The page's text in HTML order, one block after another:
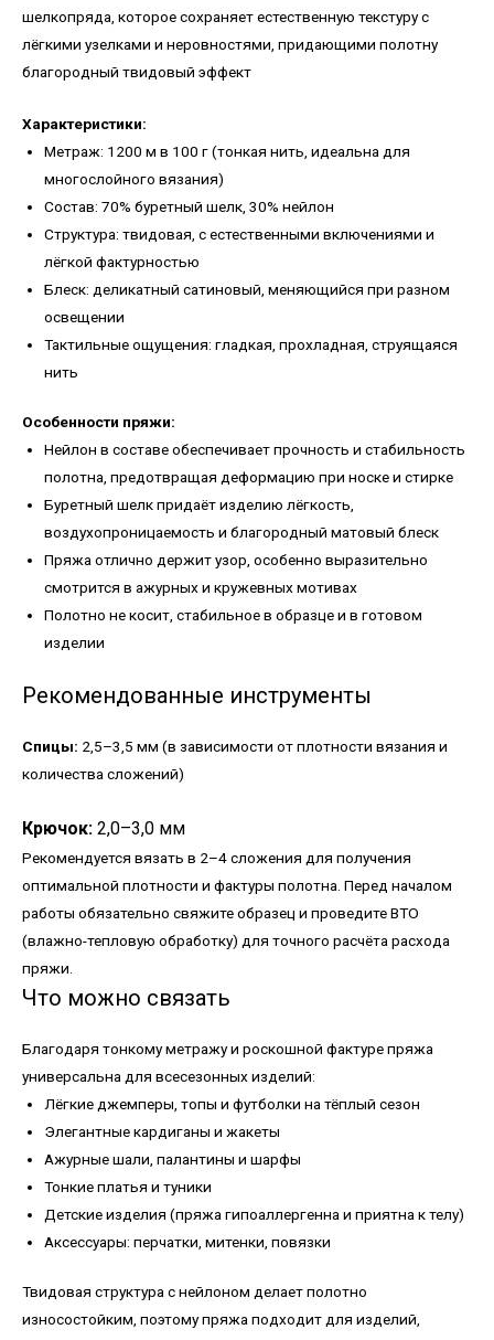
шелкопряда, которое сохраняет естественную текстуру с
лёгкими узелками и неровностями, придающими полотну
благородный твидовый эффект
Характеристики:
Метраж: 1200 м в 100 г (тонкая нить, идеальна для
многослойного вязания)
Состав: 70% буретный шелк, 30% нейлон
Структура: твидовая, с естественными включениями и
лёгкой фактурностью
Блеск: деликатный сатиновый, меняющийся при разном
освещении
Тактильные ощущения: гладкая, прохладная, струящаяся
нить
Особенности пряжи:
Нейлон в составе обеспечивает прочность и стабильность
полотна, предотвращая деформацию при носке и стирке
Буретный шелк придаёт изделию лёгкость,
воздухопроницаемость и благородный матовый блеск
Пряжа отлично держит узор, особенно выразительно
смотрится в ажурных и кружевных мотивах
Полотно не косит, стабильное в образце и в готовом
изделии
Рекомендованные инструменты
Спицы: 2,5–3,5 мм (в зависимости от плотности вязания и
количества сложений)
Крючок: 2,0–3,0 мм
Рекомендуется вязать в 2–4 сложения для получения
оптимальной плотности и фактуры полотна. Перед началом
работы обязательно свяжите образец и проведите ВТО
(влажно-тепловую обработку) для точного расчёта расхода
пряжи.
Что можно связать
Благодаря тонкому метражу и роскошной фактуре пряжа
универсальна для всесезонных изделий:
Лёгкие джемперы, топы и футболки на тёплый сезон
Элегантные кардиганы и жакеты
Ажурные шали, палантины и шарфы
Тонкие платья и туники
Детские изделия (пряжа гипоаллергенна и приятна к телу)
Аксессуары: перчатки, митенки, повязки
Твидовая структура с нейлоном делает полотно
износостойким, поэтому пряжа подходит для изделий,